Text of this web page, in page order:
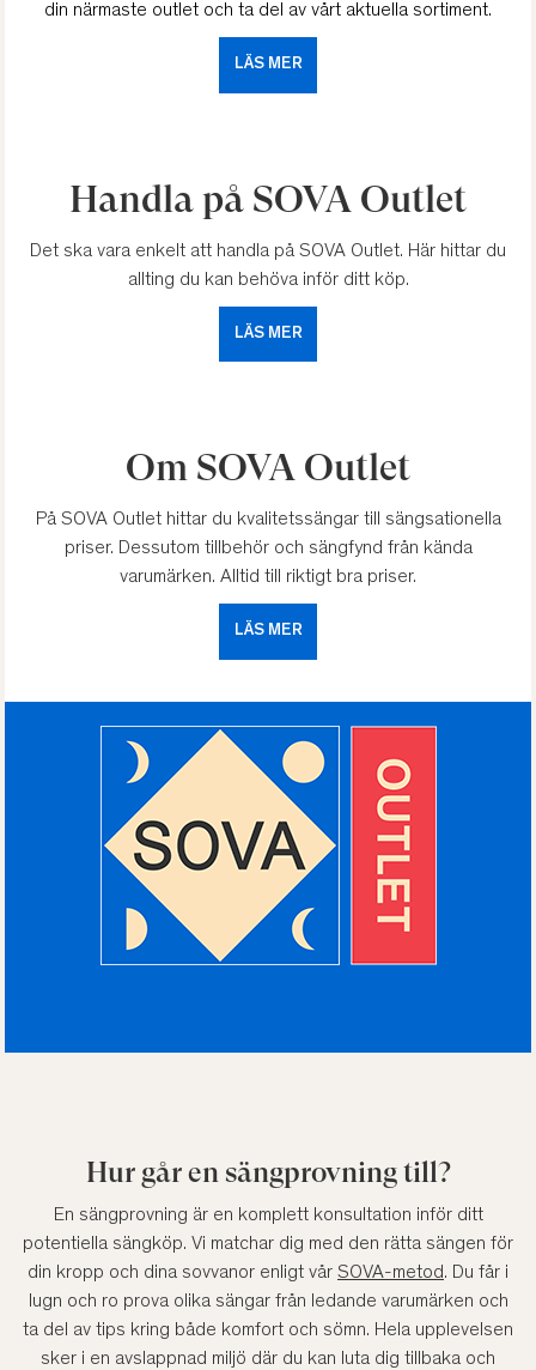
din närmaste outlet och ta del av vårt aktuella sortiment.
LÄS MER
Handla på SOVA Outlet
Det ska vara enkelt att handla på SOVA Outlet. Här hittar du
allting du kan behöva inför ditt köp.
LÄS MER
Om SOVA Outlet
På SOVA Outlet hittar du kvalitetssängar till sängsationella
priser. Dessutom tillbehör och sängfynd från kända
varumärken. Alltid till riktigt bra priser.
LÄS MER
Hur går en sängprovning till?
En sängprovning är en komplett konsultation inför ditt
potentiella sängköp. Vi matchar dig med den rätta sängen för
din kropp och dina sovvanor enligt vår SOVA-metod. Du får i
lugn och ro prova olika sängar från ledande varumärken och
ta del av tips kring både komfort och sömn. Hela upplevelsen
sker i en avslappnad miljö där du kan luta dig tillbaka och